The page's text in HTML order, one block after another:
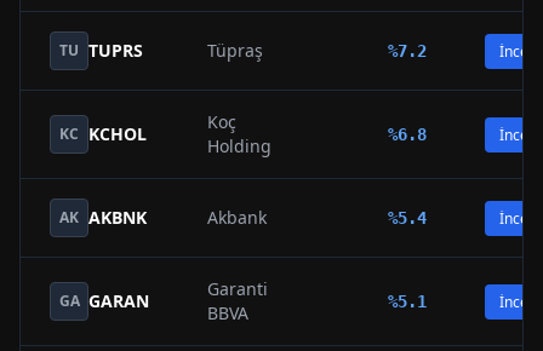
TU TUPRS Tüpraş %7.2 İncele
KC KCHOL
Koç
Holding
%6.8 İncele
AK AKBNK Akbank %5.4 İncele
GA GARAN
Garanti
BBVA
%5.1 İncele